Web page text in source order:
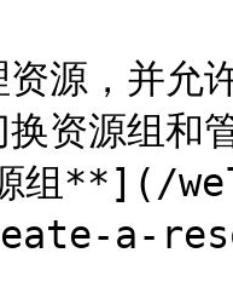
源，并允
换资源组和
组**](/
a-